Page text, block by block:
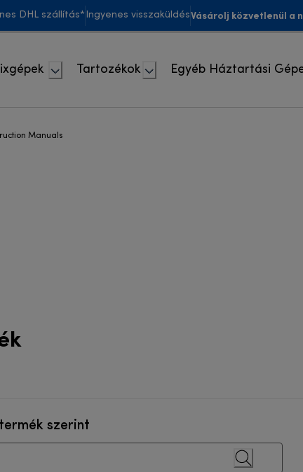
DHL szállítás* Ingyenes visszaküldésVásárolj közvetlenül
Tartozékok Egyéb Háztartási
Manuals
szerint